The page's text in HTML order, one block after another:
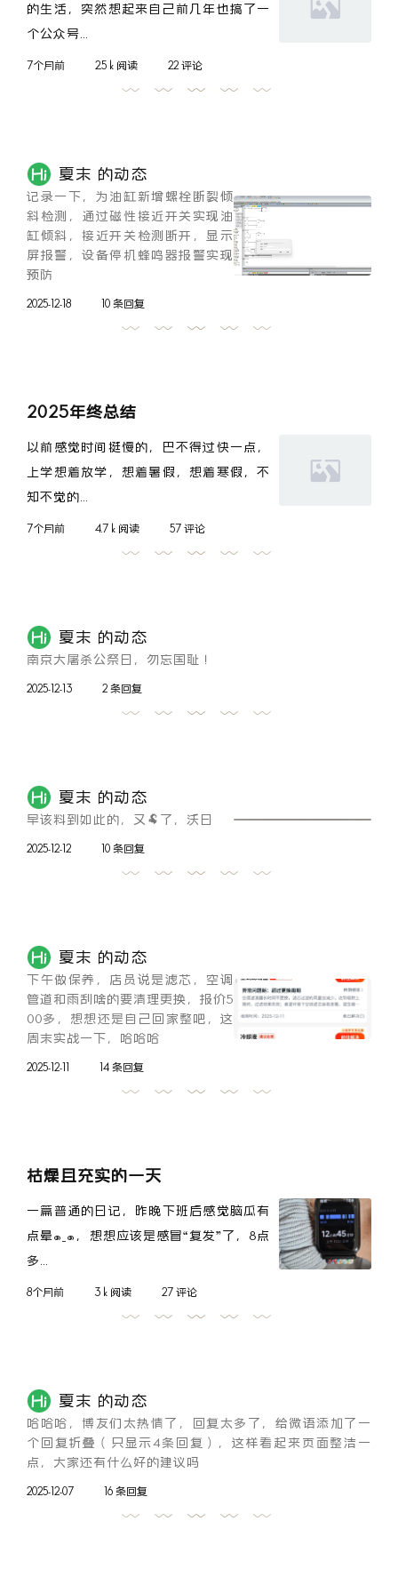
的生活，突然想起来自己前几年也搞了一
个公众号...
7个月前 2.5 k 阅读 22 评论
夏末 的动态
记录一下，为油缸新增螺栓断裂倾
斜检测，通过磁性接近开关实现油
缸倾斜，接近开关检测断开，显示
屏报警，设备停机蜂鸣器报警实现
预防
2025-12-18 10 条回复
2025年终总结
以前感觉时间挺慢的，巴不得过快一点，
上学想着放学，想着暑假，想着寒假，不
知不觉的...
7个月前 4.7 k 阅读 57 评论
夏末 的动态
南京大屠杀公祭日，勿忘国耻！
2025-12-13 2 条回复
夏末 的动态
早该料到如此的，又🐏了，沃日
2025-12-12 10 条回复
夏末 的动态
下午做保养，店员说是滤芯，空调
管道和雨刮啥的要清理更换，报价5
00多，想想还是自己回家整吧，这
周末实战一下，哈哈哈
2025-12-11 14 条回复
枯燥且充实的一天
一篇普通的日记，昨晚下班后感觉脑瓜有
点晕๑_๑，想想应该是感冒“复发”了，8点
多...
8个月前 3 k 阅读 27 评论
夏末 的动态
哈哈哈，博友们太热情了，回复太多了，给微语添加了一
个回复折叠（只显示4条回复），这样看起来页面整洁一
点，大家还有什么好的建议吗
2025-12-07 16 条回复